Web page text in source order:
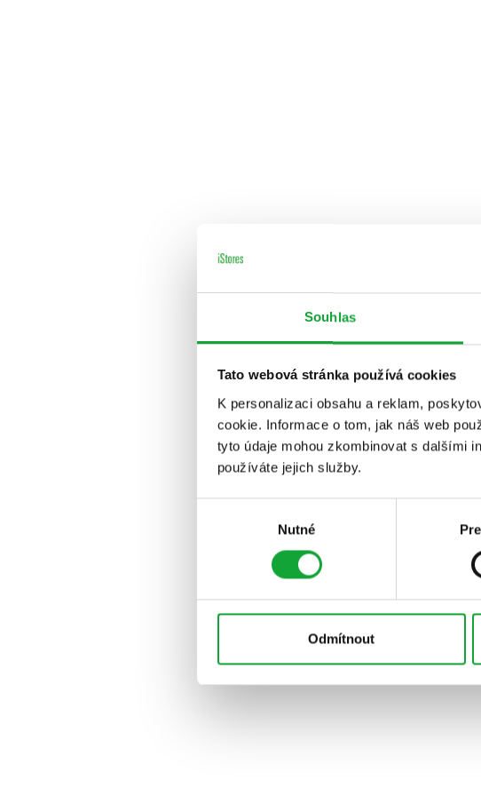
Souhlas
Tato webová stránka používá cookies
K personalizaci obsahu a reklam,
cookie. Informace o tom, jak náš web
tyto údaje mohou zkombinovat s dalšími
používáte jejich služby.
Nutné
Odmítnout